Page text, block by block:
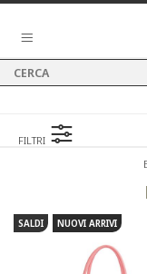
FILTRI
SALDI NUOVI ARRIVI